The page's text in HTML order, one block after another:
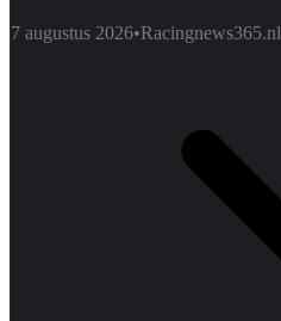
7 augustus 2026•Racingnews365.nl